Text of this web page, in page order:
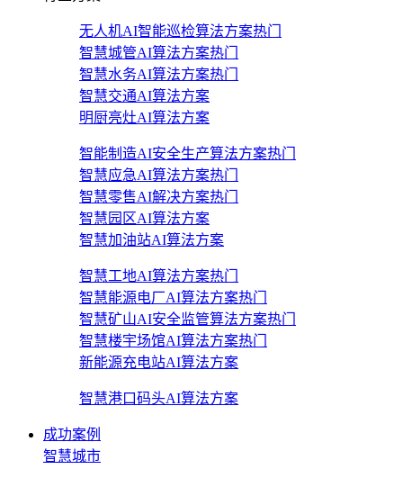
无人机AI智能巡检算法方案热门
智慧城管AI算法方案热门
智慧水务AI算法方案热门
智慧交通AI算法方案
明厨亮灶AI算法方案
智能制造AI安全生产算法方案热门
智慧应急AI算法方案热门
智慧零售AI解决方案热门
智慧园区AI算法方案
智慧加油站AI算法方案
智慧工地AI算法方案热门
智慧能源电厂AI算法方案热门
智慧矿山AI安全监管算法方案热门
智慧楼宇场馆AI算法方案热门
新能源充电站AI算法方案
智慧港口码头AI算法方案
成功案例
智慧城市